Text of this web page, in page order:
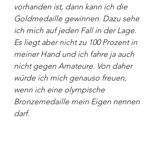
vorhanden ist, dann kann ich die
Goldmedaille gewinnen. Dazu sehe
ich mich auf jeden Fall in der Lage.
Es liegt aber nicht zu 100 Prozent in
meiner Hand und ich fahre ja auch
nicht gegen Amateure. Von daher
würde ich mich genauso freuen,
wenn ich eine olympische
Bronzemedaille mein Eigen nennen
darf.